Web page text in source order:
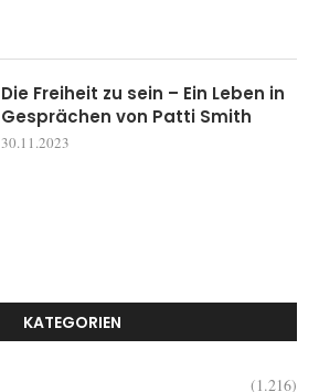
Die Freiheit zu sein – Ein Leben in
Gesprächen von Patti Smith
30.11.2023
KATEGORIEN
(1.216)